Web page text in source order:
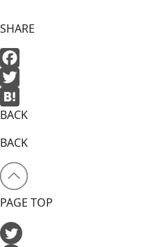
SHARE
Facebook
Twitter
Hatena
BACK
BACK
PAGE TOP